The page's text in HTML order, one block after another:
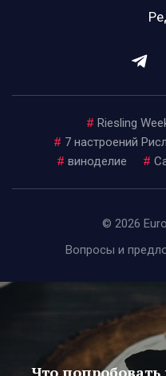
# Riesling
# 7 настроений
# виноделие #
© 2026
Вопросы и
Что